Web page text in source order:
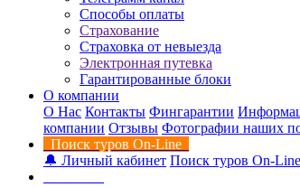
Способы оплаты
Страхование
Страховка от невыезда
Электронная путевка
Гарантированные блоки
О компании
О Нас Контакты Фингарантии
компании Отзывы Фотографии наших
Поиск туров On-Line
🔔 Личный кабинет Поиск туров On-